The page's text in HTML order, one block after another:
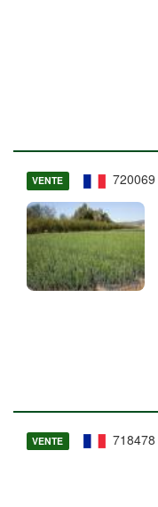
VENTE 720069
VENTE 718478